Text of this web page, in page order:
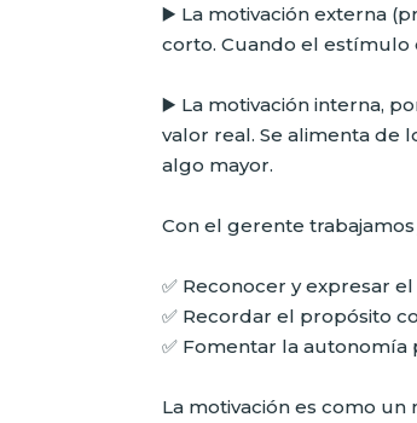
▶️ La motivación externa
corto. Cuando el estímulo
▶️ La motivación interna,
valor real. Se alimenta de
algo mayor.
Con el gerente
✅ Reconocer y expresar
✅ Recordar el propósito
✅ Fomentar la
La motivación es como un